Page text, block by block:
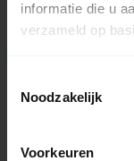
informatie die u
verzameld op
Noodzakelijk
Voorkeuren
Artikelnummer
SKU